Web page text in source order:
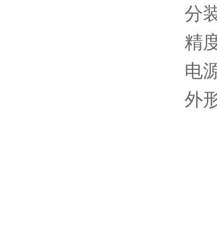
分
精
电
外